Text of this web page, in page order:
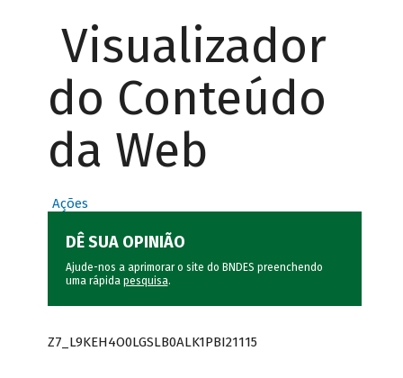
Visualizador
do Conteúdo
da Web
Ações
DÊ SUA OPINIÃO
Ajude-nos a aprimorar o site do BNDES preenchendo
uma rápida pesquisa.
Z7_L9KEH4O0LGSLB0ALK1PBI21115